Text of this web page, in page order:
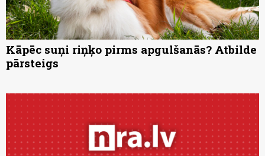
Kāpēc suņi riņķo pirms apgulšanās? Atbilde
pārsteigs